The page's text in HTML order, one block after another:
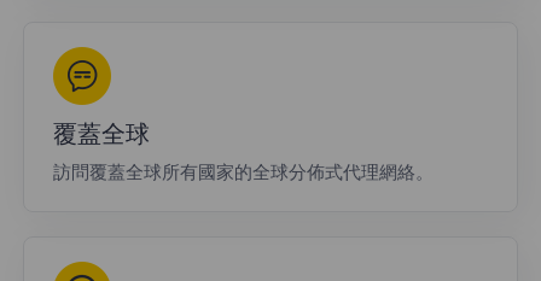
覆蓋全球
訪問覆蓋全球所有國家的全球分佈式代理網絡。